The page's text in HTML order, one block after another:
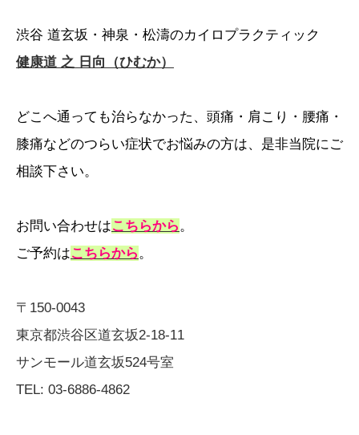
渋谷 道玄坂・神泉・松濤のカイロプラクティック
健康道 之 日向（ひむか）
どこへ通っても治らなかった、頭痛・肩こり・腰痛・
膝痛などのつらい症状でお悩みの方は、是非当院にご
相談下さい。
お問い合わせはこちらから 。
ご予約はこちらから 。
〒150-0043
東京都渋谷区道玄坂2-18-11
サンモール道玄坂524号室
TEL: 03-6886-4862